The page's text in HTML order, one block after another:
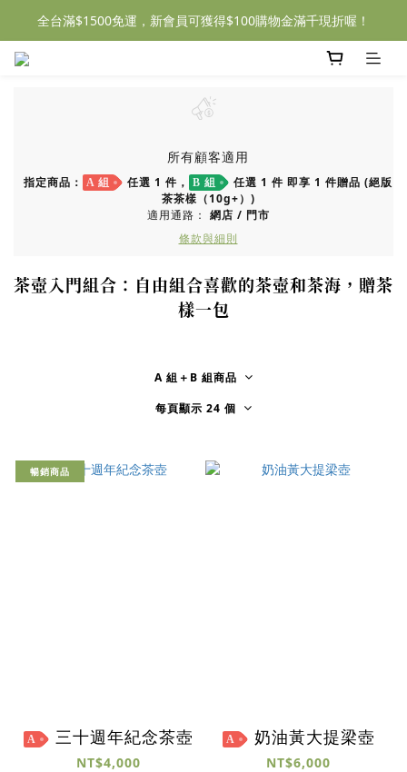
全台滿$1500免運，新會員可獲得$100購物金滿千現折喔！
所有顧客適用
指定商品： A 組 任選 1 件， B 組
任選 1 件 即享 1 件贈品 (絕版
茶茶樣（10g+）)
適用通路： 網店 / 門市
條款與細則
茶壺入門組合：自由組合喜歡的茶壺和茶海，贈茶
樣一包
A 組＋B 組商品
每頁顯示 24 個
暢銷商品
A 三十週年紀念茶壺
NT$4,000
A 奶油黃大提梁壺
NT$6,000